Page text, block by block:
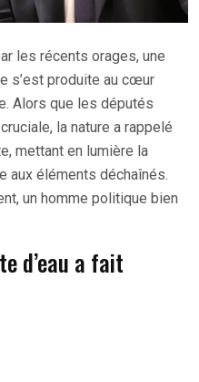
les récents orages, une
s’est produite au cœur
Alors que les députés
la nature a rappelé
mettant en lumière la
aux éléments déchaînés.
un homme politique bien
d’eau a fait